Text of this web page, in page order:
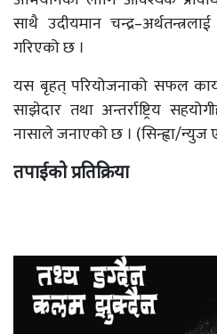
साथै उदीयमान
गरिएको छ ।
यस बृहत् परियोजनाको सफल
साझेदार तथा अन्तर्राष्ट्रिय
नासाले जनाएको छ । (सिन्ह्वा/न्युज
तपाईको प्रतिक्रिया